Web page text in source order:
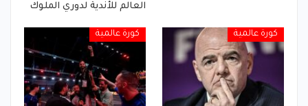
العالم للأندية لدوري الملوك
كورة عالمية كورة عالمية